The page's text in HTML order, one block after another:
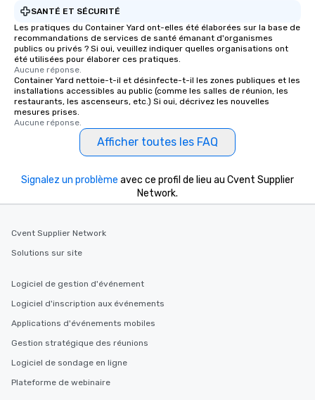
SANTÉ ET SÉCURITÉ
Les pratiques du Container Yard ont-elles été élaborées sur la base de
recommandations de services de santé émanant d'organismes
publics ou privés ? Si oui, veuillez indiquer quelles organisations ont
été utilisées pour élaborer ces pratiques.
Aucune réponse.
Container Yard nettoie-t-il et désinfecte-t-il les zones publiques et les
installations accessibles au public (comme les salles de réunion, les
restaurants, les ascenseurs, etc.) Si oui, décrivez les nouvelles
mesures prises.
Aucune réponse.
Afficher toutes les FAQ
Signalez un problème avec ce profil de lieu au Cvent Supplier
Network.
Cvent Supplier Network
Solutions sur site
Logiciel de gestion d'événement
Logiciel d'inscription aux événements
Applications d'événements mobiles
Gestion stratégique des réunions
Logiciel de sondage en ligne
Plateforme de webinaire